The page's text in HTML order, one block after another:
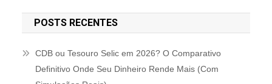
POSTS RECENTES
CDB ou Tesouro Selic em 2026? O Comparativo
Definitivo Onde Seu Dinheiro Rende Mais (Com